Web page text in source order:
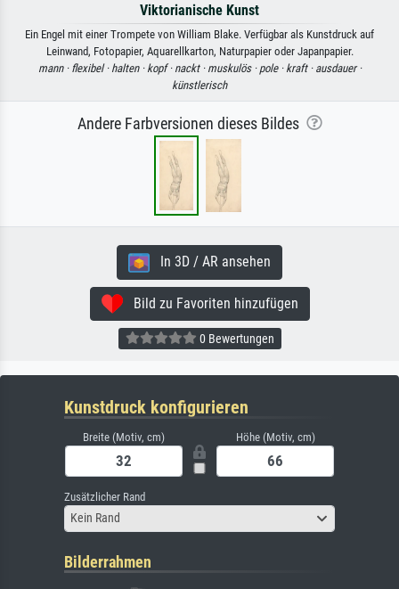
Viktorianische Kunst
Ein Engel mit einer Trompete von William Blake. Verfügbar als Kunstdruck auf
Leinwand, Fotopapier, Aquarellkarton, Naturpapier oder Japanpapier.
mann · flexibel · halten · kopf · nackt · muskulös · pole · kraft · ausdauer ·
künstlerisch
Andere Farbversionen dieses Bildes
In 3D / AR ansehen
Bild zu Favoriten hinzufügen
0 Bewertungen
Kunstdruck konfigurieren
Breite (Motiv, cm) Höhe (Motiv, cm)
Zusätzlicher Rand
Kein Rand
Bilderrahmen